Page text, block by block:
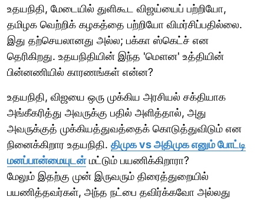
உதயநிதி, மேடையில் துளிகூட விஜய்யைப் பற்றியோ,
தமிழக வெற்றிக் கழகத்தை பற்றியோ விமர்சிப்பதில்லை.
இது தற்செயலானது அல்ல; பக்கா ஸ்கெட்ச் என
தெரிகிறது. உதயநிதியின் இந்த 'மௌன' உத்தியின்
பின்னணியில் காரணங்கள் என்ன?
உதயநிதி, விஜயை ஒரு முக்கிய அரசியல் சக்தியாக
அங்கீகரித்து அவருக்கு பதில் அளித்தால், அது
அவருக்குத் முக்கியத்துவத்தைக் கொடுத்துவிடும் என
நினைக்கிறார உதயநிதி. திமுக vs அதிமுக எனும் போட்டி
மனப்பான்மையுடன்மட்டும் பயணிக்கிறாரா?
மேலும் இதற்கு முன் இருவரும் திரைத்துறையில்
பயணித்தவர்கள், அந்த நட்பை தவிர்க்கவோ அல்லது